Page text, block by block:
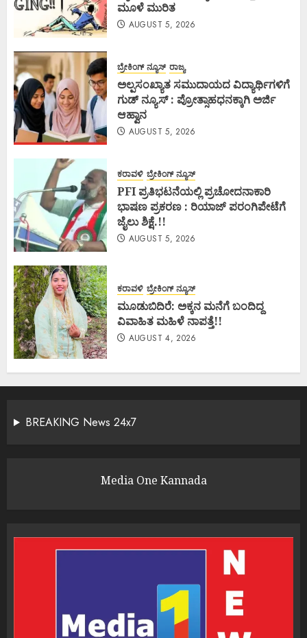
ಮೂಳೆ ಮುರಿತ
AUGUST 5, 2026
ಬ್ರೇಕಿಂಗ್ ನ್ಯೂಸ್ ರಾಜ್ಯ
ಅಲ್ಪಸಂಖ್ಯಾತ ಸಮುದಾಯದ ವಿದ್ಯಾರ್ಥಿಗಳಿಗೆ
ಗುಡ್ ನ್ಯೂಸ್ : ಪ್ರೋತ್ಸಾಹಧನಕ್ಕಾಗಿ ಅರ್ಜಿ
ಆಹ್ವಾನ
AUGUST 5, 2026
ಕರಾವಳಿ ಬ್ರೇಕಿಂಗ್ ನ್ಯೂಸ್
PFI ಪ್ರತಿಭಟನೆಯಲ್ಲಿ ಪ್ರಚೋದನಾಕಾರಿ
ಭಾಷಣ ಪ್ರಕರಣ : ರಿಯಾಜ್ ಪರಂಗಿಪೇಟೆಗೆ
ಜೈಲು ಶಿಕ್ಷೆ.!!
AUGUST 5, 2026
ಕರಾವಳಿ ಬ್ರೇಕಿಂಗ್ ನ್ಯೂಸ್
ಮೂಡುಬಿದಿರೆ: ಅಕ್ಕನ ಮನೆಗೆ ಬಂದಿದ್ದ
ವಿವಾಹಿತ ಮಹಿಳೆ ನಾಪತ್ತೆ!!
AUGUST 4, 2026
BREAKING News 24x7
Media One Kannada